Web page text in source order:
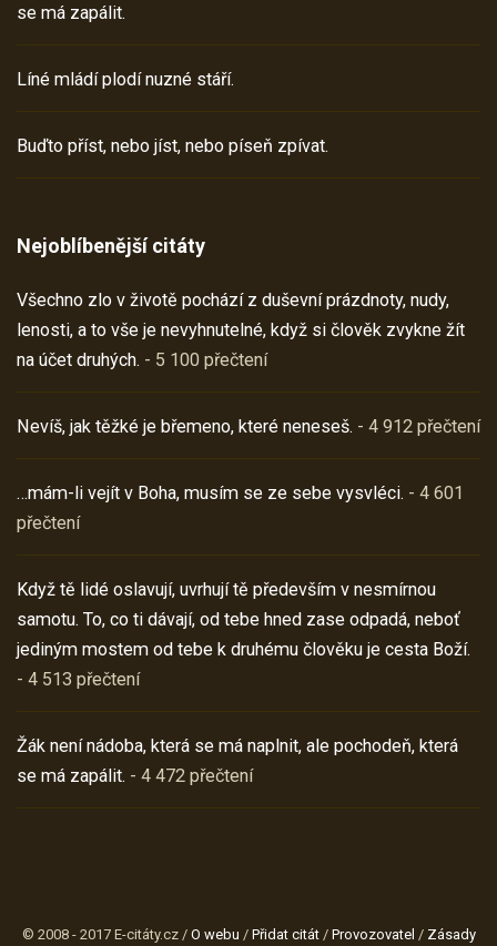
se má zapálit.
Líné mládí plodí nuzné stáří.
Buďto příst, nebo jíst, nebo píseň zpívat.
Nejoblíbenější citáty
Všechno zlo v životě pochází z duševní prázdnoty, nudy,
lenosti, a to vše je nevyhnutelné, když si člověk zvykne žít
na účet druhých. - 5 100 přečtení
Nevíš, jak těžké je břemeno, které neneseš. - 4 912 přečtení
…mám-li vejít v Boha, musím se ze sebe vysvléci. - 4 601
přečtení
Když tě lidé oslavují, uvrhují tě především v nesmírnou
samotu. To, co ti dávají, od tebe hned zase odpadá, neboť
jediným mostem od tebe k druhému člověku je cesta Boží.
- 4 513 přečtení
Žák není nádoba, která se má naplnit, ale pochodeň, která
se má zapálit. - 4 472 přečtení
© 2008 - 2017 E-citáty.cz / O webu / Přidat citát/ Provozovatel / Zásady